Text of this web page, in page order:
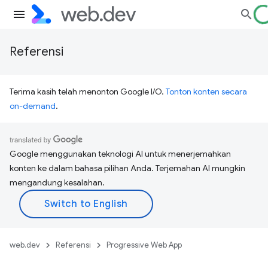
Referensi
Terima kasih telah menonton Google I/O. Tonton konten secara
on-demand.
Google menggunakan teknologi AI untuk menerjemahkan
konten ke dalam bahasa pilihan Anda. Terjemahan AI mungkin
mengandung kesalahan.
web.dev Referensi Progressive Web App